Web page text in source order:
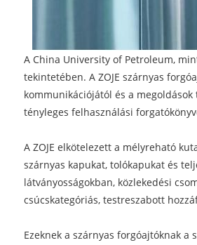
A China University of Petroleum,
tekintetében. A ZOJE szárnyas
kommunikációjától és a
tényleges felhasználási
A ZOJE elkötelezett a mélyreható
szárnyas kapukat, tolókapukat és
látványosságokban, közlekedési
csúcskategóriás, testreszabott
Ezeknek a szárnyas forgóajtóknak